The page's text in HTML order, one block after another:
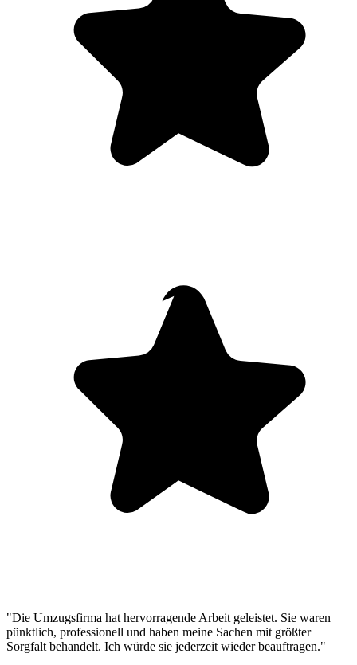
"Die Umzugsfirma hat hervorragende Arbeit geleistet. Sie waren
pünktlich, professionell und haben meine Sachen mit größter
Sorgfalt behandelt. Ich würde sie jederzeit wieder beauftragen."